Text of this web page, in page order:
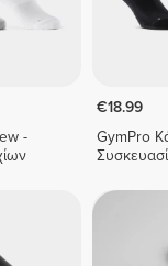
-
€18.99
GymPro